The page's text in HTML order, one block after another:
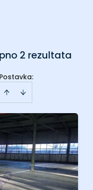
2 rezultata
Postavka: